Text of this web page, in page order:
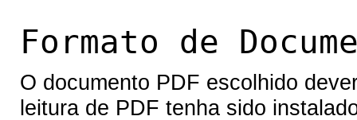
Formato de
O documento PDF escolhido
leitura de PDF tenha sido